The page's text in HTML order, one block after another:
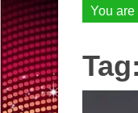
You are
Tag: